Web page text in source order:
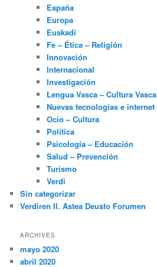
España
Europa
Euskadi
Fe – Ética – Religión
Innovación
Internacional
Investigación
Lengua Vasca – Cultura Vasca
Nuevas tecnologías e internet
Ocio – Cultura
Política
Psicología – Educación
Salud – Prevención
Turismo
Verdi
Sin categorizar
Verdiren II. Astea Deusto Forumen
ARCHIVES
mayo 2020
abril 2020